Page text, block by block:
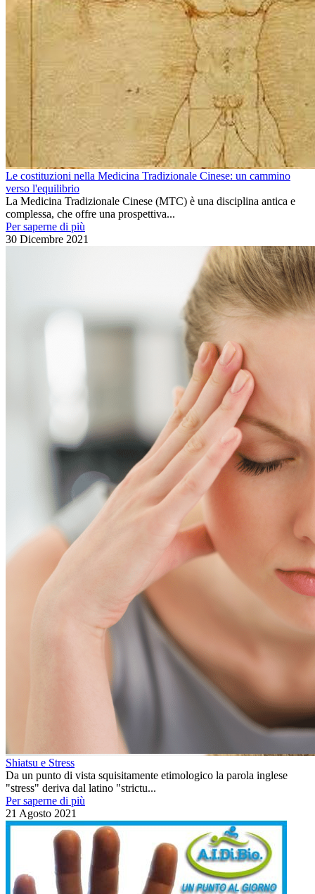
Le costituzioni nella Medicina Tradizionale Cinese: un cammino
verso l'equilibrio
La Medicina Tradizionale Cinese (MTC) è una disciplina antica e
complessa, che offre una prospettiva...
Per saperne di più
30 Dicembre 2021
Shiatsu e Stress
Da un punto di vista squisitamente etimologico la parola inglese
"stress" deriva dal latino "strictu...
Per saperne di più
21 Agosto 2021